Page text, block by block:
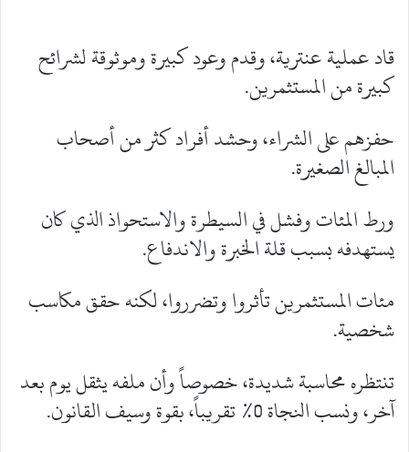
قاد عملية عنترية، وقدم وعود كبيرة وموثوقة لشرائح
كبيرة من المستثمرين.
حفزهم على الشراء، وحشد أفراد كثر من أصحاب
المبالغ الصغيرة.
ورط المئات وفشل في السيطرة والاستحواذ الذي كان
يستهدفه بسبب قلة الخبرة والاندفاع.
مئات المستثمرين تأثروا وتضرروا، لكنه حقق مكاسب
شخصية.
تنتظره محاسبة شديدة، خصوصاً وأن ملفه يثقل يوم بعد
آخر، ونسب النجاة 0% تقريباً، بقوة وسيف القانون.